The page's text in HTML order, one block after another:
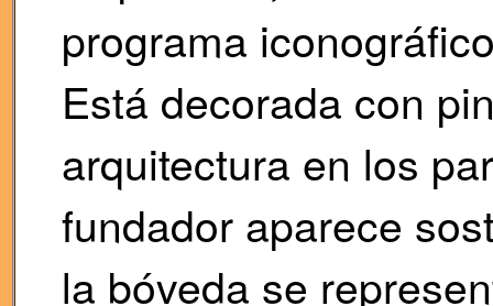
programa
Está decorada con
arquitectura en los
fundador aparece
la bóveda se